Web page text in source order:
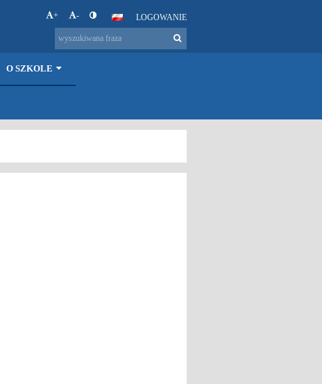
+ - LOGOWANIE
O SZKOLE